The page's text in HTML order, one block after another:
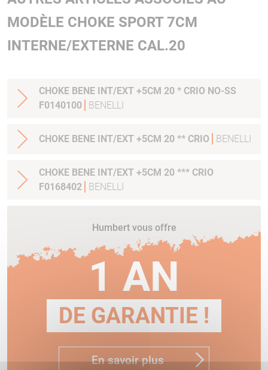
MODÈLE CHOKE SPORT 7CM
INTERNE/EXTERNE CAL.20
CHOKE BENE INT/EXT +5CM 20 * CRIO NO-SS
F0140100
BENELLI
CHOKE BENE INT/EXT +5CM 20 ** CRIO BENELLI
CHOKE BENE INT/EXT +5CM 20 *** CRIO
F0168402
BENELLI
Humbert vous offre
1 AN
DE GARANTIE !
En savoir plus